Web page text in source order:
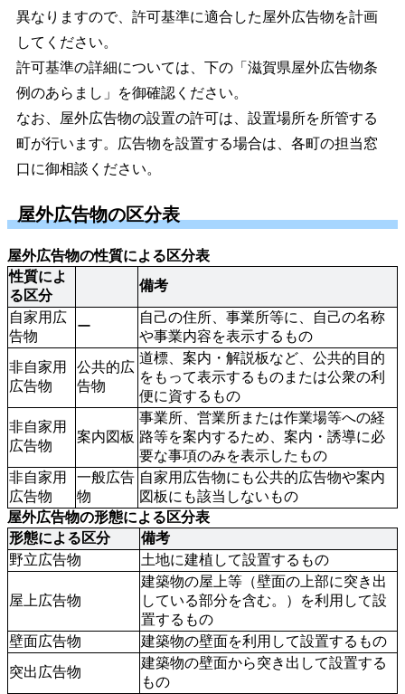
異なりますので、許可基準に適合した屋外広告物を計画
してください。
許可基準の詳細については、下の「滋賀県屋外広告物条
例のあらまし」を御確認ください。
なお、屋外広告物の設置の許可は、設置場所を所管する
町が行います。広告物を設置する場合は、各町の担当窓
口に御相談ください。
屋外広告物の区分表
屋外広告物の性質による区分表
性質によ
る区分
備考
自家用広
告物
ー
自己の住所、事業所等に、自己の名称
や事業内容を表示するもの
非自家用
広告物
公共的広
告物
道標、案内・解説板など、公共的目的
をもって表示するものまたは公衆の利
便に資するもの
非自家用
広告物
案内図板
事業所、営業所または作業場等への経
路等を案内するため、案内・誘導に必
要な事項のみを表示したもの
非自家用
広告物
一般広告
物
自家用広告物にも公共的広告物や案内
図板にも該当しないもの
屋外広告物の形態による区分表
形態による区分
備考
野立広告物
土地に建植して設置するもの
屋上広告物
建築物の屋上等（壁面の上部に突き出
している部分を含む。）を利用して設
置するもの
壁面広告物
建築物の壁面を利用して設置するもの
突出広告物
建築物の壁面から突き出して設置する
もの